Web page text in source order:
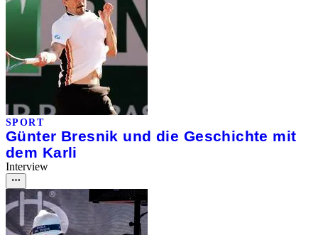
SPORT
Günter Bresnik und die Geschichte mit
dem Karli
Interview